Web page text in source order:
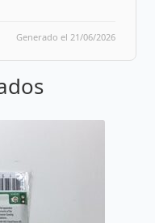
Generado el 21/06/2026